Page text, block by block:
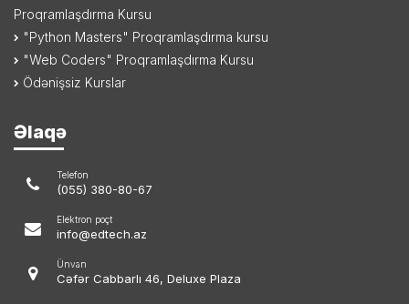
Proqramlaşdırma Kursu
"Python Masters" Proqramlaşdırma kursu
"Web Coders" Proqramlaşdırma Kursu
Ödənişsiz Kurslar
Əlaqə
Telefon
(055) 380-80-67
Elektron poçt
info@edtech.az
Ünvan
Cəfər Cabbarlı 46, Deluxe Plaza